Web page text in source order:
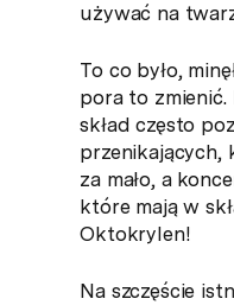
używać na
To co było,
pora to
skład często
przenikających,
za mało, a
które mają w
Oktokrylen!
Na szczęście